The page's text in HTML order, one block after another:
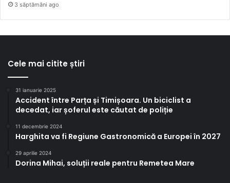
3 săptămâni ago
Cele mai citite știri
31 ianuarie 2025
Accident între Parța și Timișoara. Un biciclist a
decedat, iar șoferul este căutat de poliție
11 decembrie 2024
Harghita va fi Regiune Gastronomică a Europei în 2027
29 aprilie 2024
Dorina Mihai, soluții reale pentru Remetea Mare